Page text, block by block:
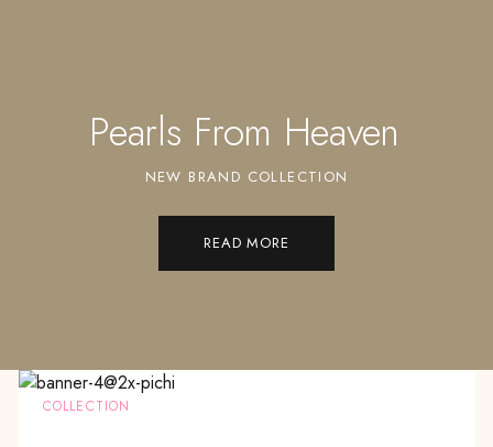
Pearls From Heaven
NEW BRAND COLLECTION
READ MORE
COLLECTION